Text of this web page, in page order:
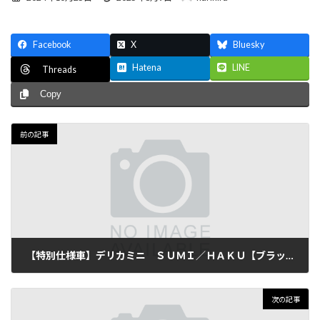
新
日
時
:
Facebook X Bluesky
Threads Hatena LINE
Copy
前の記事
【特別仕様車】デリカミニ ＳＵＭＩ／ＨＡＫＵ【ブラック/ホワイト】
次の記事